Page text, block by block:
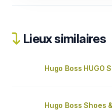
Lieux similaires
Hugo Boss HUGO
Hugo Boss Shoes